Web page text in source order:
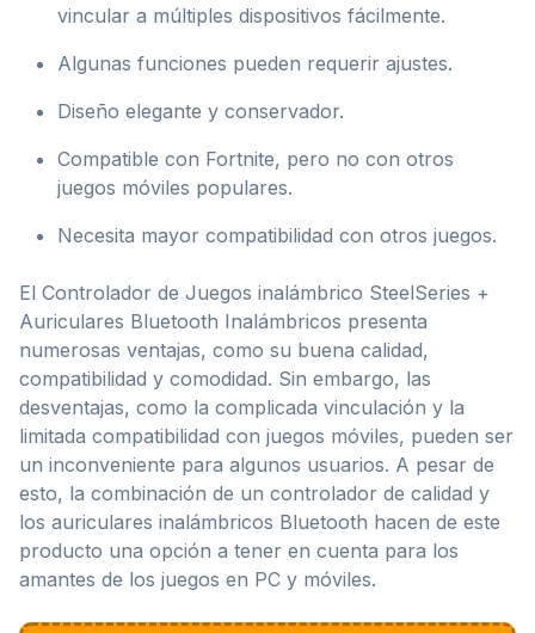
vincular a múltiples dispositivos fácilmente.
Algunas funciones pueden requerir ajustes.
Diseño elegante y conservador.
Compatible con Fortnite, pero no con otros
juegos móviles populares.
Necesita mayor compatibilidad con otros juegos.
El Controlador de Juegos inalámbrico SteelSeries +
Auriculares Bluetooth Inalámbricos presenta
numerosas ventajas, como su buena calidad,
compatibilidad y comodidad. Sin embargo, las
desventajas, como la complicada vinculación y la
limitada compatibilidad con juegos móviles, pueden ser
un inconveniente para algunos usuarios. A pesar de
esto, la combinación de un controlador de calidad y
los auriculares inalámbricos Bluetooth hacen de este
producto una opción a tener en cuenta para los
amantes de los juegos en PC y móviles.